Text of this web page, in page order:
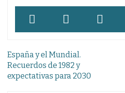
Navegación
de
entradas
España y el Mundial.
Recuerdos de 1982 y
expectativas para 2030